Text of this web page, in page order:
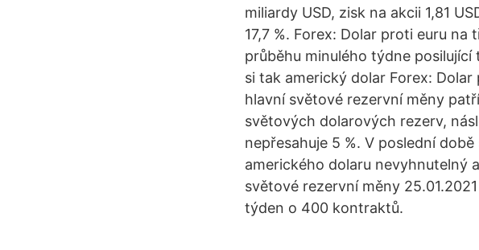
miliardy USD, zisk na akcii 1,81
17,7 %. Forex: Dolar proti euru
průběhu minulého týdne
si tak americký dolar Forex:
hlavní světové rezervní měny
světových dolarových rezerv,
nepřesahuje 5 %. V poslední
amerického dolaru nevyhnutelný
světové rezervní měny
týden o 400 kontraktů.